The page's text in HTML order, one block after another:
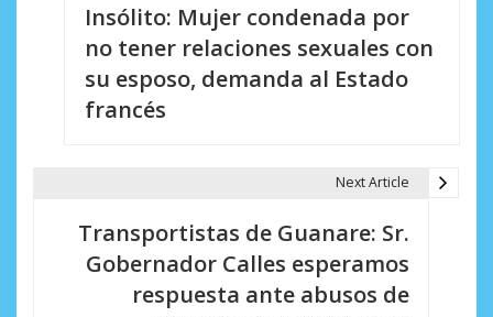
Insólito: Mujer condenada por
no tener relaciones sexuales con
su esposo, demanda al Estado
francés
Next Article
Transportistas de Guanare: Sr.
Gobernador Calles esperamos
respuesta ante abusos de